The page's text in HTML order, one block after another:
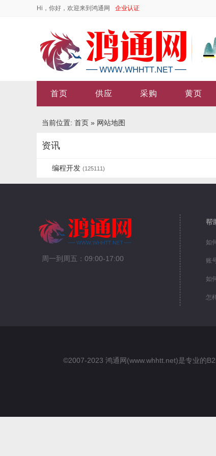
Hi，你好，欢迎来到鸿通网 企业认证
首页 供应 采购 黄页
当前位置: 首页 » 网站地图
资讯
编程开发 (125111)
周一到周五：09:00-17:00
帮
如
账
如
怎
©2007-2023 鸿通网(www.whhtt.net)是专业的